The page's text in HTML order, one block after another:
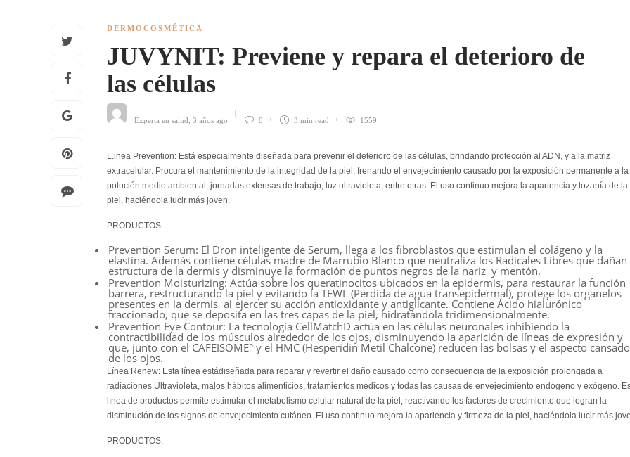
DERMOCOSMÉTICA
JUVYNIT: Previene y repara el deterioro de
las células
Experta en salud, 3 años ago 0 3 min read 1559
L.inea Prevention: Está especialmente diseñada para prevenir el deterioro de las células, brindando protección al ADN, y a la matriz
extracelular. Procura el mantenimiento de la integridad de la piel, frenando el envejecimiento causado por la exposición permanente a la
polución medio ambiental, jornadas extensas de trabajo, luz ultravioleta, entre otras. El uso continuo mejora la apariencia y lozanía de la
piel, haciéndola lucir más joven.
PRODUCTOS:
Prevention Serum: El Dron inteligente de Serum, llega a los fibroblastos que estimulan el colágeno y la
elastina. Además contiene células madre de Marrubio Blanco que neutraliza los Radicales Libres que dañan
estructura de la dermis y disminuye la formación de puntos negros de la nariz y mentón.
Prevention Moisturizing: Actúa sobre los queratinocitos ubicados en la epidermis, para restaurar la función
barrera, restructurando la piel y evitando la TEWL (Perdida de agua transepidermal), protege los organelos
presentes en la dermis, al ejercer su acción antioxidante y antiglicante. Contiene Ácido hialurónico
fraccionado, que se deposita en las tres capas de la piel, hidratándola tridimensionalmente.
Prevention Eye Contour: La tecnología CellMatchD actúa en las células neuronales inhibiendo la
contractibilidad de los músculos alrededor de los ojos, disminuyendo la aparición de líneas de expresión y
que, junto con el CAFEISOME° y el HMC (Hesperidin Metil Chalcone) reducen las bolsas y el aspecto cansado
de los ojos.
Línea Renew: Esta línea estádiseñada para reparar y revertir el daño causado como consecuencia de la exposición prolongada a
radiaciones Ultravioleta, malos hábitos alimenticios, tratamientos médicos y todas las causas de envejecimiento endógeno y exógeno.
línea de productos permite estimular el metabolismo celular natural de la piel, reactivando los factores de crecimiento que logran la
disminución de los signos de envejecimiento cutáneo. El uso continuo mejora la apariencia y firmeza de la piel, haciéndola lucir más
PRODUCTOS: